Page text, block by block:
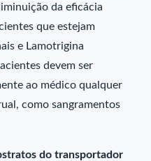
da eficácia
que estejam
e Lamotrigina
devem ser
ao médico qualquer
como sangramentos
do transportador